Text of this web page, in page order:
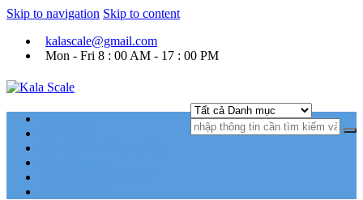
Skip to navigation Skip to content
kalascale@gmail.com
Mon - Fri 8 : 00 AM - 17 : 00 PM
Kala Scale
Kỹ thuật tự động hóa Ngành cân điện tử.